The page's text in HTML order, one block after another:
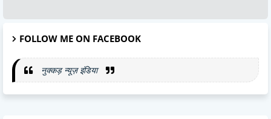
FOLLOW ME ON FACEBOOK
नुक्कड़ न्यूज़ इंडिया